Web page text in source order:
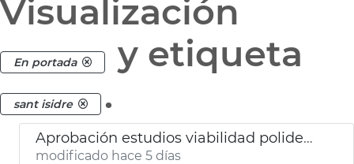
Visualización
En portada y etiqueta
sant isidre .
Aprobación estudios viabilidad polideportivos San Isidro Marxalenes
modificado hace 5 días